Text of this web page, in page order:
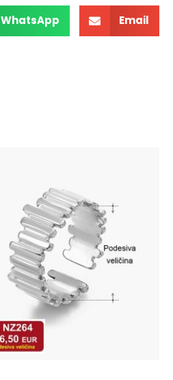
WhatsApp Email